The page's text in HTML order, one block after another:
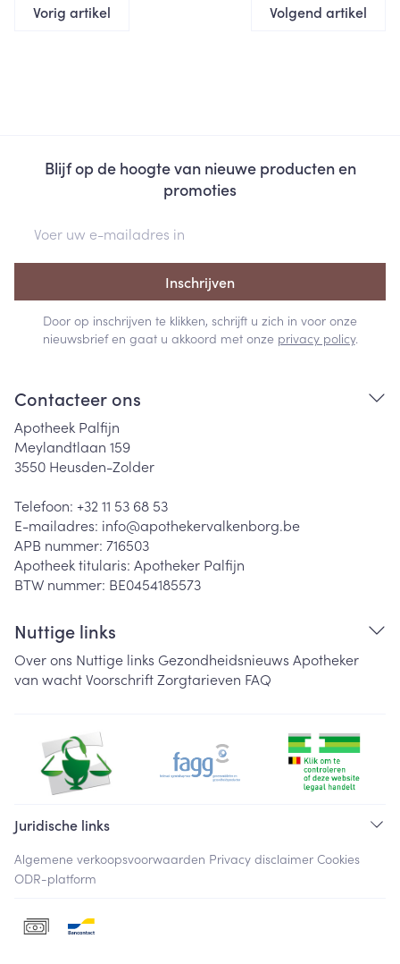
Vorig artikel Volgend artikel
Blijf op de hoogte van nieuwe producten en
promoties
Inschrijven
Door op inschrijven te klikken, schrijft u zich in voor onze
nieuwsbrief en gaat u akkoord met onze privacy policy.
Contacteer ons
Apotheek Palfijn
Meylandtlaan 159
3550 Heusden-Zolder
Telefoon: +32 11 53 68 53
E-mailadres: info@apothekervalkenborg.be
APB nummer: 716503
Apotheek titularis: Apotheker Palfijn
BTW nummer: BE0454185573
Nuttige links
Over ons Nuttige links Gezondheidsnieuws Apotheker
van wachtVoorschriftZorgtarieven FAQ
Juridische links
Algemene verkoopsvoorwaarden Privacy disclaimer Cookies
ODR-platform